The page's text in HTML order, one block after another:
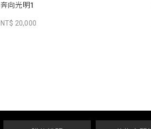
奔向光明1
NT$ 20,000